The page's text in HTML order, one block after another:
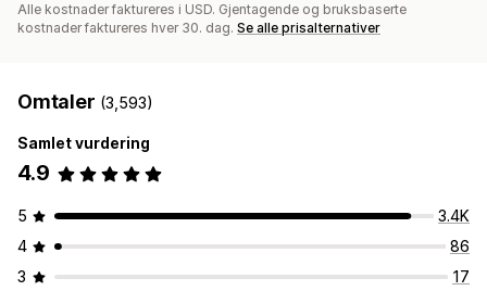
Alle kostnader faktureres i USD. Gjentagende og bruksbaserte
kostnader faktureres hver 30. dag. Se alle prisalternativer
Omtaler (3,593)
Samlet vurdering
4.9
5
3.4K
4
86
3
17